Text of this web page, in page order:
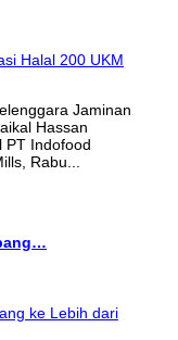
Jaminan
Hassan
PT Indofood
Rabu...